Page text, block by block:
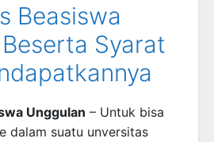
Beasiswa
Syarat
Unggulan – Untuk bisa
dalam suatu unversitas